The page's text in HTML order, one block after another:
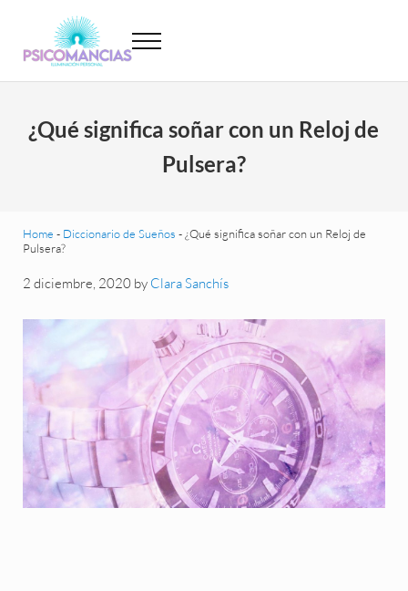
Psicomancias
Menu
¿Qué significa soñar con un Reloj de
Pulsera?
Home - Diccionario de Sueños -¿Qué significa soñar con un Reloj de
Pulsera?
2 diciembre, 2020 by Clara Sanchís